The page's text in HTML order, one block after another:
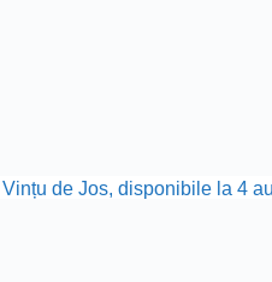
de Jos, disponibile la 4